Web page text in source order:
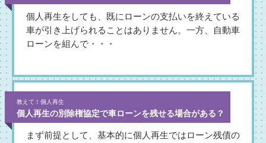
個人再生をしても、既にローンの支払いを終えている
車が引き上げられることはありません。一方、自動車
ローンを組んで・・・
教えて！個人再生
個人再生の別除権協定で車ローンを残せる場合がある？
まず前提として、基本的に個人再生ではローン残債の